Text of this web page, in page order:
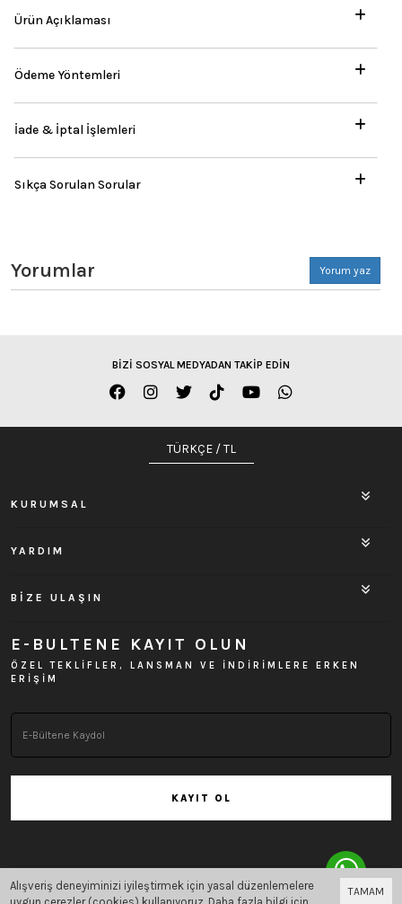
Ürün Açıklaması
Ödeme Yöntemleri
İade & İptal İşlemleri
Sıkça Sorulan Sorular
Yorumlar Yorum yaz
BİZİ SOSYAL MEDYADAN TAKİP EDİN
TÜRKÇE / TL
KURUMSAL
YARDIM
BİZE ULAŞIN
E-BULTENE KAYIT OLUN
ÖZEL TEKLİFLER, LANSMAN VE İNDİRİMLERE ERKEN
ERİŞİM
KAYIT OL
Bu site Vikaon E-Ticaret sistemleriile hazırlanmıştır.
TAMAM
Alışveriş deneyiminizi iyileştirmek için yasal düzenlemelere